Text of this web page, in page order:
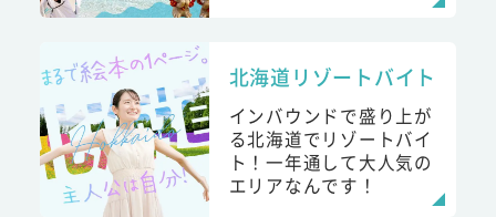
北海道リゾートバイト
インバウンドで盛り上が
る北海道でリゾートバイ
ト！一年通して大人気の
エリアなんです！